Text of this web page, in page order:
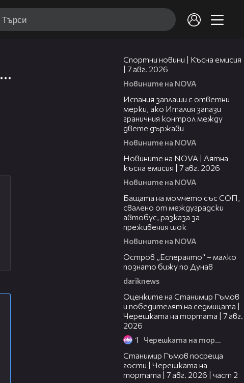
Спортни новини | Късна емисия
| 7 авг. 2026
Новините на NOVA
Испания заплаши с ответни
мерки, ако Италия запази
граничния контрол между
двете държави
Новините на NOVA
Новините на NOVA | Лятна
късна емисия | 7 авг. 2026
Новините на NOVA
Бащата на момчето със СОП,
свалено от междуградски
автобус, разказа за
преживения шок
Новините на NOVA
Остров „Есперанто“ – малко
познато бижу по Дунав
dariknews
Оценките на Станимир Гъмов
и победителят на седмицата |
Черешката на тортата | 7 авг.
2026
1 Черешката на тортата
Станимир Гъмов посреща
гости | Черешката на
тортата | 7 авг. 2026 | част 2